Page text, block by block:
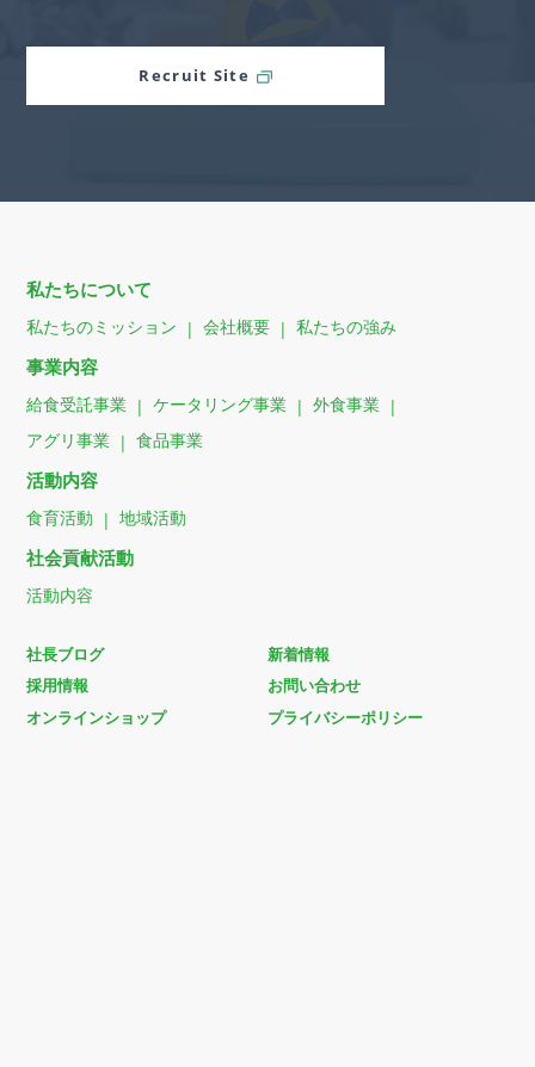
Recruit Site
私たちについて
私たちのミッション 会社概要 私たちの強み
事業内容
給食受託事業 ケータリング事業
外食事業
アグリ事業
食品事業
活動内容
食育活動 地域活動
社会貢献活動
活動内容
社長ブログ
新着情報
採用情報
お問い合わせ
オンラインショップ
プライバシーポリシー